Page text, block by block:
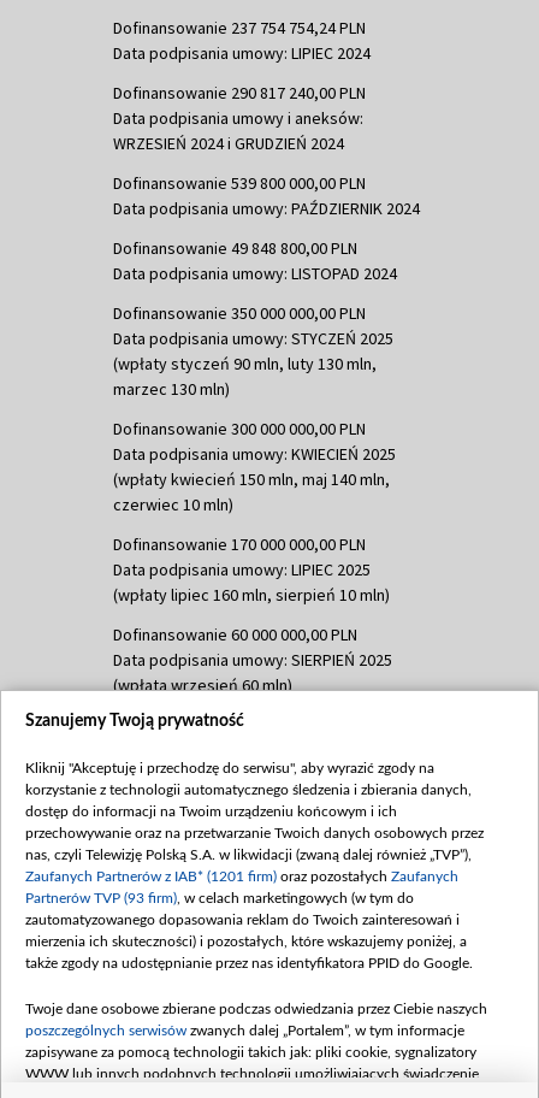
Dofinansowanie 237 754 754,24 PLN
Data podpisania umowy: LIPIEC 2024
Dofinansowanie 290 817 240,00 PLN
Data podpisania umowy i aneksów:
WRZESIEŃ 2024 i GRUDZIEŃ 2024
Dofinansowanie 539 800 000,00 PLN
Data podpisania umowy: PAŹDZIERNIK 2024
Dofinansowanie 49 848 800,00 PLN
Data podpisania umowy: LISTOPAD 2024
Dofinansowanie 350 000 000,00 PLN
Data podpisania umowy: STYCZEŃ 2025
(wpłaty styczeń 90 mln, luty 130 mln,
marzec 130 mln)
Dofinansowanie 300 000 000,00 PLN
Data podpisania umowy: KWIECIEŃ 2025
(wpłaty kwiecień 150 mln, maj 140 mln,
czerwiec 10 mln)
Dofinansowanie 170 000 000,00 PLN
Data podpisania umowy: LIPIEC 2025
(wpłaty lipiec 160 mln, sierpień 10 mln)
Dofinansowanie 60 000 000,00 PLN
Data podpisania umowy: SIERPIEŃ 2025
(wpłata wrzesień 60 mln)
Dofinansowanie 635 783 051,21 PLN
(wpłata wrzesień 100 mln, październik 350
mln, listopad 265 mln)
Dofinansowanie 48 862 000,00 PLN
Data podpisania umowy: GRUDZIEŃ 2025
(wpłata grudzień 60,548 mln)
Dofinansowanie 900 000 000,00 PLN
Data podpisania umowy: LUTY 2026 (wpłata
kwiecień 180 mln, 7 maja 180 mln, 8
czerwca 90 mln)
Dofinansowanie 250 000 000,00 PLN
Szanujemy Twoją prywatność
Kliknij "Akceptuję i przechodzę do serwisu", aby wyrazić zgody na
korzystanie z technologii automatycznego śledzenia i zbierania danych,
dostęp do informacji na Twoim urządzeniu końcowym i ich
przechowywanie oraz na przetwarzanie Twoich danych osobowych przez
nas, czyli Telewizję Polską S.A. w likwidacji (zwaną dalej również „TVP”),
Zaufanych Partnerów z IAB* (1201 firm) oraz pozostałych Zaufanych
Partnerów TVP (93 firm) , w celach marketingowych (w tym do
zautomatyzowanego dopasowania reklam do Twoich zainteresowań i
mierzenia ich skuteczności) i pozostałych, które wskazujemy poniżej, a
także zgody na udostępnianie przez nas identyfikatora PPID do Google.
Twoje dane osobowe zbierane podczas odwiedzania przez Ciebie naszych
poszczególnych serwisów zwanych dalej „Portalem”, w tym informacje
zapisywane za pomocą technologii takich jak: pliki cookie, sygnalizatory
WWW lub innych podobnych technologii umożliwiających świadczenie